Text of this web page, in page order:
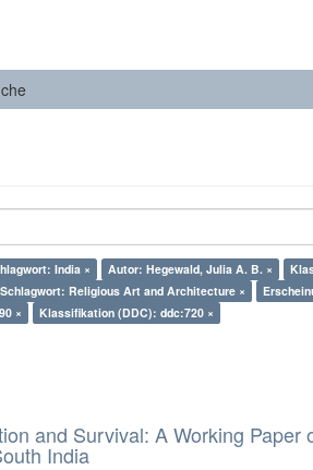
India × Autor: Hegewald, Julia A. B. ×
Schlagwort: Religious Art and Architecture ×
× Klassifikation (DDC): ddc:720 ×
and Survival: A Working Paper
India